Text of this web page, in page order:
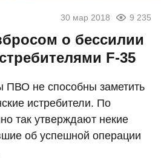
30 мар 2018 9 235
о бессилии
F-35
ПВО не способны заметить
истребители. По
так утверждают некие
об успешной операции